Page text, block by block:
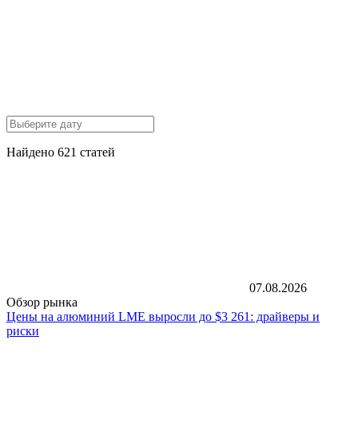
Найдено 621 статей
07.08.2026
Обзор рынка
Цены на алюминий LME выросли до $3 261: драйверы и
риски